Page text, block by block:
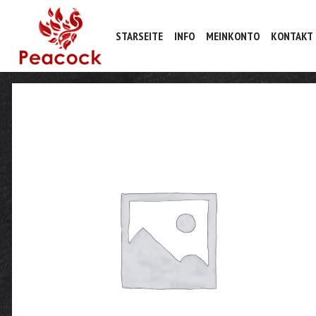
STARSEITE INFO MEINKONTO KONTAKT